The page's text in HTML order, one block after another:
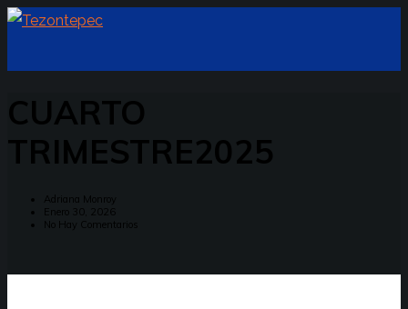
CUARTO
TRIMESTRE2025
Adriana Monroy
Enero 30, 2026
No Hay Comentarios